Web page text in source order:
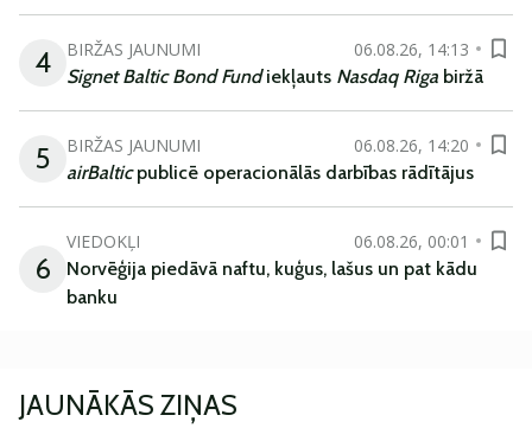
4 BIRŽAS JAUNUMI
06.08.26, 14:13
Signet Baltic Bond Fundiekļauts Nasdaq Riga biržā
5 BIRŽAS JAUNUMI
06.08.26, 14:20
airBalticpublicē operacionālās darbības rādītājus
6
VIEDOKĻI
06.08.26, 00:01
Norvēģija piedāvā naftu, kuģus, lašus un pat kādu
banku
JAUNĀKĀS ZIŅAS